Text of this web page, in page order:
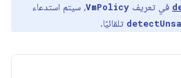
في تعريف VmPolicy، سيتم استدعاء
تلقائيًا.